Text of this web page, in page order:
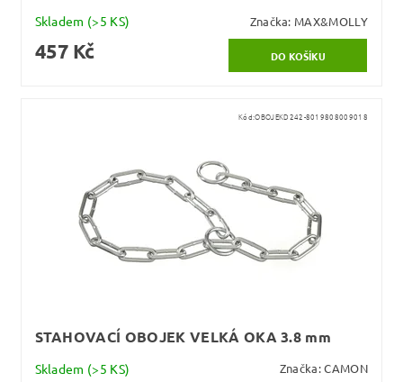
Skladem (>5 KS) Značka: MAX&MOLLY
457 Kč
Kód:OBOJEKD242-8019808009018
STAHOVACÍ OBOJEK VELKÁ OKA 3.8 mm
Skladem (>5 KS) Značka:CAMON